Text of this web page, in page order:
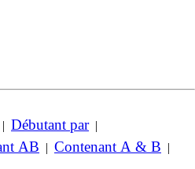
| Débutant par|
AB | Contenant A & B |